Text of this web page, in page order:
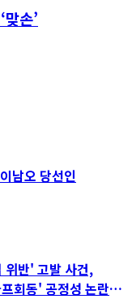
손’
남오 당선인
위반' 고발 사건,
회동' 공정성 논란